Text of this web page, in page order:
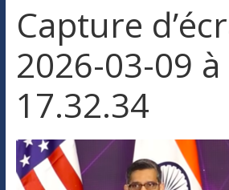
Capture
2026-03-09 à
17.32.34